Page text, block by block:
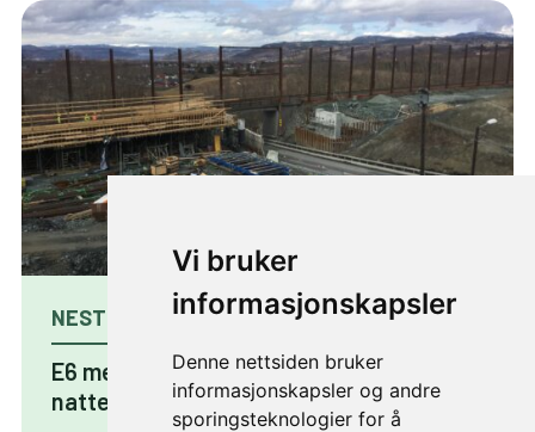
Vi bruker
informasjonskapsler
Denne nettsiden bruker
informasjonskapsler og andre
sporingsteknologier for å
NESTE ARTIKKEL
E6 mellom Klett og Sandmoen
nattestengt